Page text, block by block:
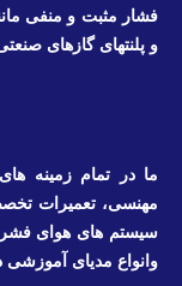
فشار مثبت و منفی
و پلنتهای گازهای
ما در تمام زمینه
مهنسی، تعمیرات
سیستم های هوای
وانواع مدیای آموزشی